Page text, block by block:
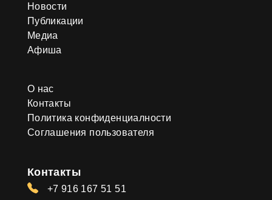
Новости
Публикации
Медиа
Афиша
О нас
Контакты
Политика конфиденциалности
Соглашения пользователя
Контакты
+7 916 167 51 51